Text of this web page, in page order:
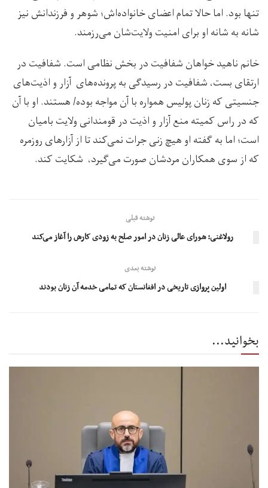
تنها بود. اما حالا تمام اعضای خانواده‌‌اش؛ شوهر و فرزندانش نیز
شانه به شانه او برای امنیت ولایت‌شان می‌رزمند.
خانم ناهید خواهان شفافیت در بخش نظامی است. شفافیت در
ارتقای بست، شفافیت در رسیدگی به پرونده‌های آزار و اذیت‌های
جنسیتی که زنان پولیس همواره با آن مواجه بوده/ هستند. او با آن
که در راس کمیته منع آزار و اذیت در قومندانی ولایت بامیان
است؛ اما به گفته او هیچ زنی جرات نمی‌کند تا از آزارهای روزمره‌
که از سوی همکاران مردشان صورت می‌گیرد، شکایت کند.
نوشته قبلی
رولاغنی: شورای عالی زنان در امور صلح به زودی کارش را آغاز می‌کند
نوشته بعدی
اولین پروازی تاریخی در افغانستان که تمامی خدمه آن زنان بودند
بخوانید...